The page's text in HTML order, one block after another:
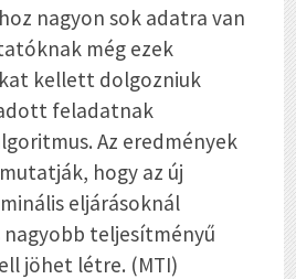
nagyon sok adatra van
még ezek
kellett dolgozniuk
feladatnak
Az eredmények
hogy az új
eljárásoknál
teljesítményű
jöhet létre. (MTI)